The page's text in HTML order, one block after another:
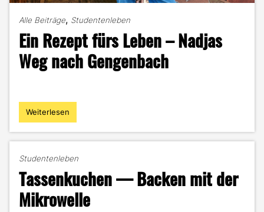
Alle Beiträge, Studentenleben
Ein Rezept fürs Leben – Nadjas
Weg nach Gengenbach
"Ein
Rezept
–
Nadjas
Weg
nach
Weiterlesen
Studentenleben
Tassenkuchen — Backen mit der
Mikrowelle